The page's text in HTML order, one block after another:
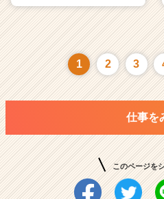
1 2 3
仕事を
このページを